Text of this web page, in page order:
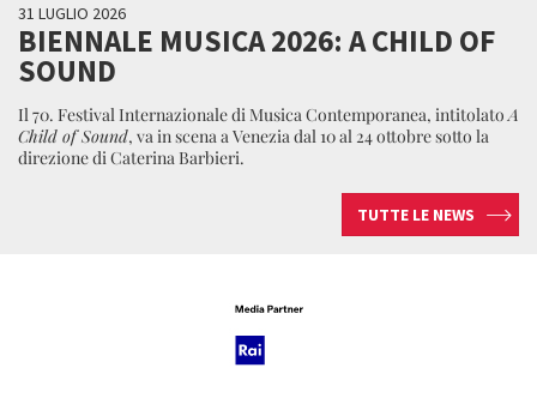
31 LUGLIO 2026
BIENNALE MUSICA 2026: A CHILD OF
SOUND
Il 70. Festival Internazionale di Musica Contemporanea, intitolato A
Child of Sound, va in scena a Venezia dal 10 al 24 ottobre sotto la
direzione di Caterina Barbieri.
TUTTE LE NEWS